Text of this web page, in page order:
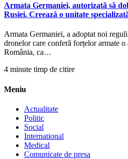
Armata Germaniei, autorizată să
Rusiei. Creează o unitate
Armata Germaniei, a adoptat noi
dronelor care conferă forțelor armate o
România, ca…
4 minute timp de citire
Meniu
Actualitate
Politic
Social
International
Medical
Comunicate de presa